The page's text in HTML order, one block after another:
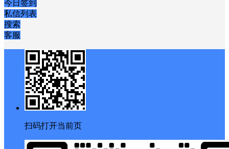
今日签到
私信列表
搜索
客服
扫码打开当前页